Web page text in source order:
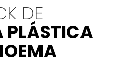
DE
PLÁSTICA